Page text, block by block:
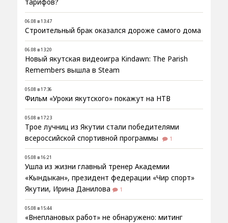
тарифов?
06.08 в 13:47
Строительный брак оказался дороже самого дома
06.08 в 13:20
Новый якутская видеоигра Kindawn: The Parish
Remembers вышла в Steam
05.08 в 17:36
Фильм «Уроки якутского» покажут на НТВ
05.08 в 17:23
Трое лучниц из Якутии стали победителями
всероссийской спортивной программы
1
05.08 в 16:21
Ушла из жизни главный тренер Академии
«Кындыкан», президент федерации «Чир спорт»
Якутии, Ирина Данилова
1
05.08 в 15:44
«Внеплановых работ» не обнаружено: митинг